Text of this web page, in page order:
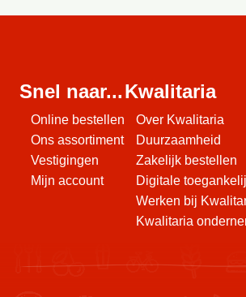
deals
Snel naar...
Online bestellen
Ons assortiment
Vestigingen
Mijn account
Kwalitaria
Over Kwalitaria
Duurzaamheid
Zakelijk bestellen
Digitale
Werken bij
Kwalitaria